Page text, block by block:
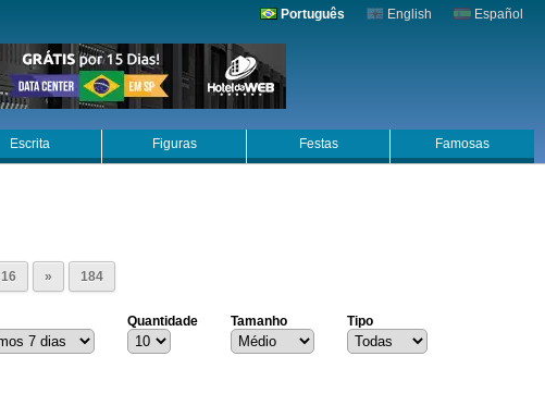
Português English Español
Escrita Figuras Festas Famosas
16 » 184
Quantidade Tamanho Tipo